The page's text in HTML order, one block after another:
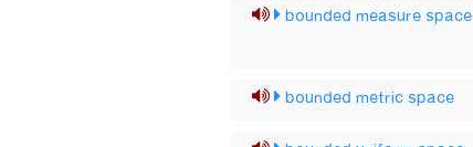
bounded measure space
bounded metric space